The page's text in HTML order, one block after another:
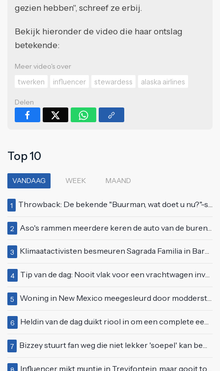
gezien hebben", schreef ze erbij.
Bekijk hieronder de video die haar ontslag
betekende:
Meer video's over
twerken
influencer stewardess alaska airlines
Delen
Top 10
VANDAAG WEEK MAAND
1 Throwback: De bekende "Buurman, wat doet u nu?"-scène uit Flodder met Tatjana Šimić
2 Aso's rammen meerdere keren de auto van de buren, maar doen alsof er niets gebeurd is
3 Klimaatactivisten besmeuren Sagrada Familia in Barcelona met lading verf
4 Tip van de dag: Nooit vlak voor een vrachtwagen invoegen
5 Woning in New Mexico meegesleurd door modderstroom
6 Heldin van de dag duikt riool in om een complete eendenfamilie te redden
7 Bizzey stuurt fan weg die niet lekker 'soepel' kan bewegen op podium
Influencer mikt muntje in Trevifontein, maar gooit toerist bijna knock-out